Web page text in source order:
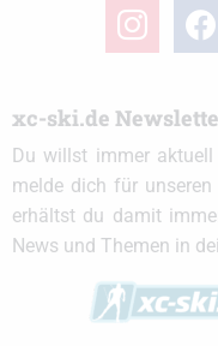
instagram
xc-ski.de
Du willst immer
melde dich für
erhältst du damit
News und Themen in